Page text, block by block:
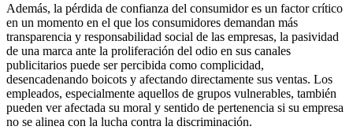
Además, la pérdida de confianza del consumidor es un factor crítico
en un momento en el que los consumidores demandan más
transparencia y responsabilidad social de las empresas, la pasividad
de una marca ante la proliferación del odio en sus canales
publicitarios puede ser percibida como complicidad,
desencadenando boicots y afectando directamente sus ventas. Los
empleados, especialmente aquellos de grupos vulnerables, también
pueden ver afectada su moral y sentido de pertenencia si su empresa
no se alinea con la lucha contra la discriminación.